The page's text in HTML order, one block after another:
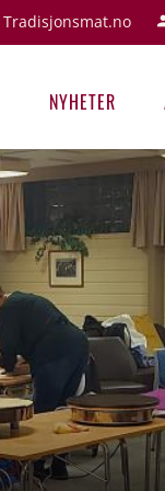
Tradisjonsmat.no
NYHETER